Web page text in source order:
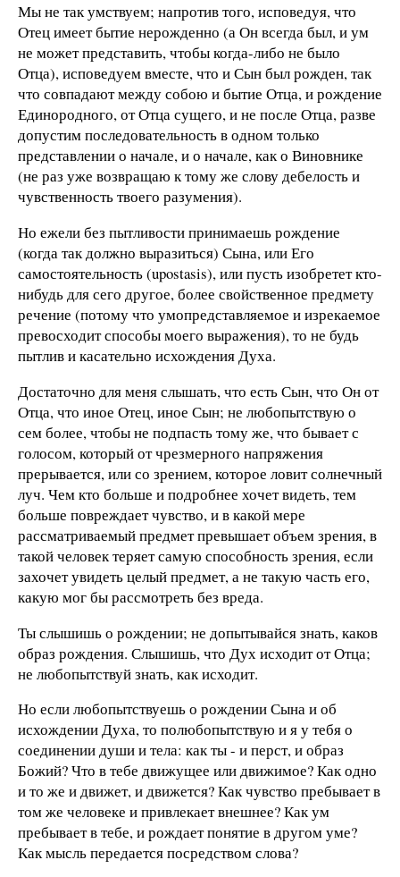
Мы не так умствуем; напротив того, исповедуя, что
Отец имеет бытие нерожденно (а Он всегда был, и ум
не может представить, чтобы когда-либо не было
Отца), исповедуем вместе, что и Сын был рожден, так
что совпадают между собою и бытие Отца, и рождение
Единородного, от Отца сущего, и не после Отца, разве
допустим последовательность в одном только
представлении о начале, и о начале, как о Виновнике
(не раз уже возвращаю к тому же слову дебелость и
чувственность твоего разумения).
Но ежели без пытливости принимаешь рождение
(когда так должно выразиться) Сына, или Его
самостоятельность (upostasis), или пусть изобретет кто-
нибудь для сего другое, более свойственное предмету
речение (потому что умопредставляемое и изрекаемое
превосходит способы моего выражения), то не будь
пытлив и касательно исхождения Духа.
Достаточно для меня слышать, что есть Сын, что Он от
Отца, что иное Отец, иное Сын; не любопытствую о
сем более, чтобы не подпасть тому же, что бывает с
голосом, который от чрезмерного напряжения
прерывается, или со зрением, которое ловит солнечный
луч. Чем кто больше и подробнее хочет видеть, тем
больше повреждает чувство, и в какой мере
рассматриваемый предмет превышает объем зрения, в
такой человек теряет самую способность зрения, если
захочет увидеть целый предмет, а не такую часть его,
какую мог бы рассмотреть без вреда.
Ты слышишь о рождении; не допытывайся знать, каков
образ рождения. Слышишь, что Дух исходит от Отца;
не любопытствуй знать, как исходит.
Но если любопытствуешь о рождении Сына и об
исхождении Духа, то полюбопытствую и я у тебя о
соединении души и тела: как ты - и перст, и образ
Божий? Что в тебе движущее или движимое? Как одно
и то же и движет, и движется? Как чувство пребывает в
том же человеке и привлекает внешнее? Как ум
пребывает в тебе, и рождает понятие в другом уме?
Как мысль передается посредством слова?